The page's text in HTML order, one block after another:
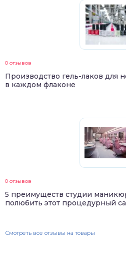
0 отзывов
Производство гель-лаков для
в каждом флаконе
0 отзывов
5 преимуществ студии
полюбить этот процедурный
Смотреть все отзывы на товары